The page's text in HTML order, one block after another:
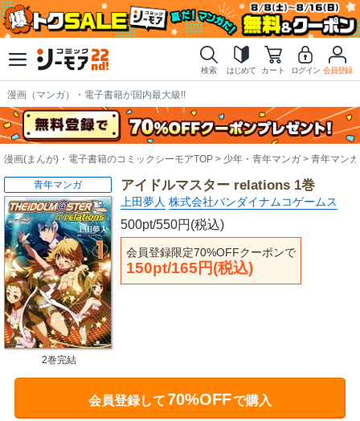
検索 はじめて カート ログイン 会員登録
漫画（マンガ）・電子書籍が国内最大級!!
漫画(まんが)・電子書籍のコミックシーモアTOP 少年・青年マンガ 青年マンガ
アイドルマスター relations 1巻
上田夢人 株式会社バンダイナムコゲームス
500pt/550円(税込)
会員登録限定70%OFFクーポンで
150pt/165円(税込)
青年マンガ
2巻完結
会員登録して70%OFFで購入